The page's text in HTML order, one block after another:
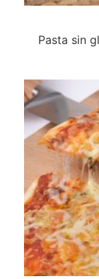
Pasta sin